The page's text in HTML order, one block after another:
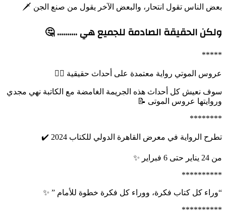
بعض الناس تقول انتحار، والبعض الآخر يقول من صنع الجن 🗡
ولكن الحقيقة الصادمة للجميع هي ………. 🤔
*****
عروس الموتي رواية معتمدة على أحداث حقيقية 👌🏼
سوف نعيش كل أحداث هذه الجريمة الغامضة مع الكاتبة نهي مجدي
وروايتها عروس الموتى 📝
********
تطرح الرواية في معرض القاهرة الدولي للكتاب 2024 ✔️
من 24 يناير حتى 6 فبراير ✨️
**********
“وراء كل كتاب فكرة، ووراء كل فكرة خطوة للأمام ” ✨️
**********